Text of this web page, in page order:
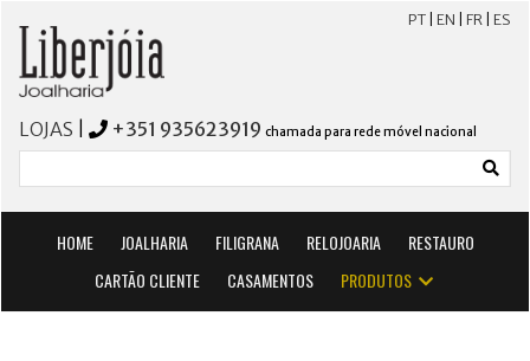
PT EN FR ES
LOJAS +351 935623919 chamada para rede móvel nacional
HOME JOALHARIA FILIGRANA RELOJOARIA
RESTAURO
CARTÃO CLIENTE
CASAMENTOS PRODUTOS